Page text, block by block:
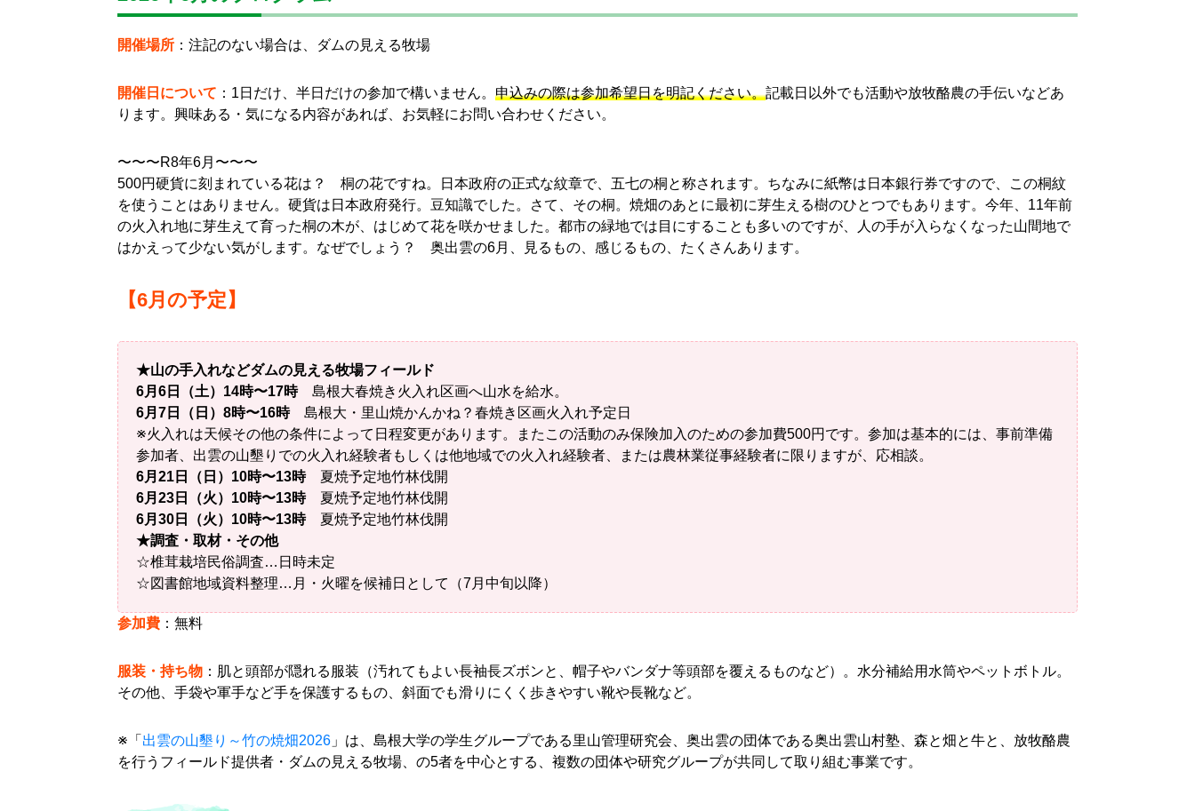
開催場所 ：注記のない場合は、ダムの見える牧場
開催日について ：1日だけ、半日だけの参加で構いません。 申込みの際は参加希望日を明記ください。記載日以外でも活動や放牧酪農の手伝いなどあ
ります。興味ある・気になる内容があれば、お気軽にお問い合わせください。
〜〜〜R8年6月〜〜〜
500円硬貨に刻まれている花は？ 桐の花ですね。日本政府の正式な紋章で、五七の桐と称されます。ちなみに紙幣は日本銀行券ですので、この桐紋
を使うことはありません。硬貨は日本政府発行。豆知識でした。さて、その桐。焼畑のあとに最初に芽生える樹のひとつでもあります。今年、11年前
の火入れ地に芽生えて育った桐の木が、はじめて花を咲かせました。都市の緑地では目にすることも多いのですが、人の手が入らなくなった山間地で
はかえって少ない気がします。なぜでしょう？ 奥出雲の6月、見るもの、感じるもの、たくさんあります。
【6月の予定】
★山の手入れなどダムの見える牧場フィールド
6月6日（土）14時〜17時島根大春焼き火入れ区画へ山水を給水。
6月7日（日）8時〜16時島根大・里山焼かんかね？春焼き区画火入れ予定日
※火入れは天候その他の条件によって日程変更があります。またこの活動のみ保険加入のための参加費500円です。参加は基本的には、事前準備
参加者、出雲の山墾りでの火入れ経験者もしくは他地域での火入れ経験者、または農林業従事経験者に限りますが、応相談。
6月21日（日）10時〜13時夏焼予定地竹林伐開
6月23日（火）10時〜13時夏焼予定地竹林伐開
6月30日（火）10時〜13時夏焼予定地竹林伐開
★調査・取材・その他
☆椎茸栽培民俗調査…日時未定
☆図書館地域資料整理…月・火曜を候補日として（7月中旬以降）
参加費 ：無料
服装・持ち物 ：肌と頭部が隠れる服装（汚れてもよい長袖長ズボンと、帽子やバンダナ等頭部を覆えるものなど）。水分補給用水筒やペットボトル。
その他、手袋や軍手など手を保護するもの、斜面でも滑りにくく歩きやすい靴や長靴など。
※「 出雲の山墾り～竹の焼畑2026 」は、島根大学の学生グループである里山管理研究会、奥出雲の団体である奥出雲山村塾、森と畑と牛と、放牧酪農
を行うフィールド提供者・ダムの見える牧場、の5者を中心とする、複数の団体や研究グループが共同して取り組む事業です。